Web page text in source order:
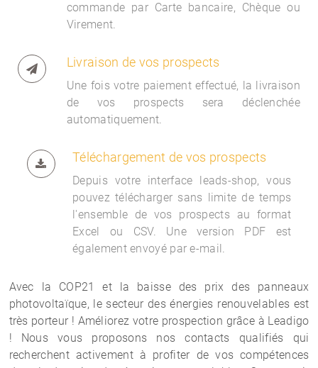
commande par Carte bancaire, Chèque ou
Virement.
Livraison de vos prospects
Une fois votre paiement effectué, la livraison
de vos prospects sera déclenchée
automatiquement.
Téléchargement de vos prospects
Depuis votre interface leads-shop, vous
pouvez télécharger sans limite de temps
l'ensemble de vos prospects au format
Excel ou CSV. Une version PDF est
également envoyé par e-mail.
Avec la COP21 et la baisse des prix des panneaux
photovoltaïque, le secteur des énergies renouvelables est
très porteur ! Améliorez votre prospection grâce à Leadigo
! Nous vous proposons nos contacts qualifiés qui
recherchent activement à profiter de vos compétences